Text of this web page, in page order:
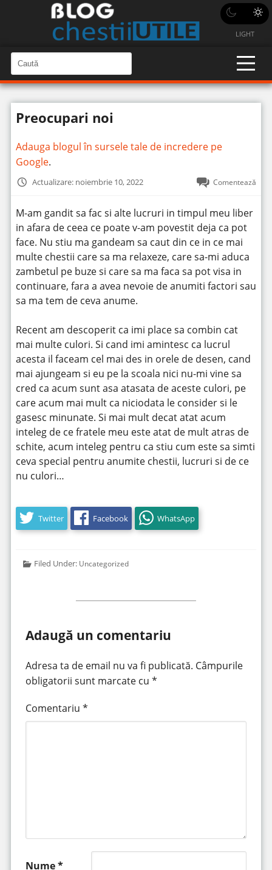
LIGHT
a
u
t
n
C
a
u
î
n
t
Preocupari noi
Adauga blogul în sursele tale de incredere pe
Google.
Actualizare: noiembrie 10, 2022 Comentează
M-am gandit sa fac si alte lucruri in timpul meu liber
in afara de ceea ce poate v-am povestit deja ca pot
face. Nu stiu ma gandeam sa caut din ce in ce mai
multe chestii care sa ma relaxeze, care sa-mi aduca
zambetul pe buze si care sa ma faca sa pot visa in
continuare, fara a avea nevoie de anumiti factori sau
sa ma tem de ceva anume.
Recent am descoperit ca imi place sa combin cat
mai multe culori. Si cand imi amintesc ca lucrul
acesta il faceam cel mai des in orele de desen, cand
mai ajungeam si eu pe la scoala nici nu-mi vine sa
cred ca acum sunt asa atasata de aceste culori, pe
care acum mai mult ca niciodata le consider si le
gasesc minunate. Si mai mult decat atat acum
inteleg de ce fratele meu este atat de mult atras de
schite, acum inteleg pentru ca stiu cum este sa simti
ceva special pentru anumite chestii, lucruri si de ce
nu culori…
Twitter Facebook WhatsApp
Filed Under: Uncategorized
Adaugă un comentariu
Adresa ta de email nu va fi publicată. Câmpurile
obligatorii sunt marcate cu *
Comentariu *
Nume*